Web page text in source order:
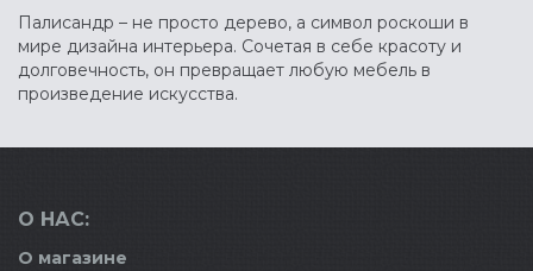
Палисандр – не просто дерево, а символ роскоши в
мире дизайна интерьера. Сочетая в себе красоту и
долговечность, он превращает любую мебель в
произведение искусства.
О НАС:
О магазине